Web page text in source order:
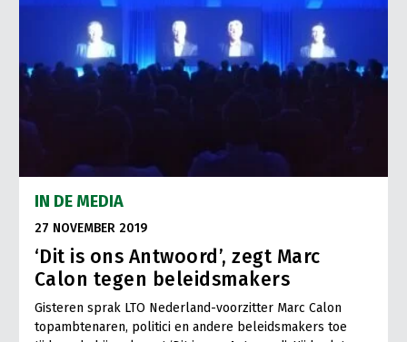
IN DE MEDIA
27 NOVEMBER 2019
‘Dit is ons Antwoord’, zegt Marc
Calon tegen beleidsmakers
Gisteren sprak LTO Nederland-voorzitter Marc Calon
topambtenaren, politici en andere beleidsmakers toe